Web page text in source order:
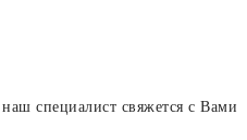
специалист свяжется с Вами